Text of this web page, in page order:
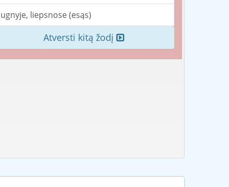
ugnyje, liepsnose (esąs)
Atversti kitą žodį